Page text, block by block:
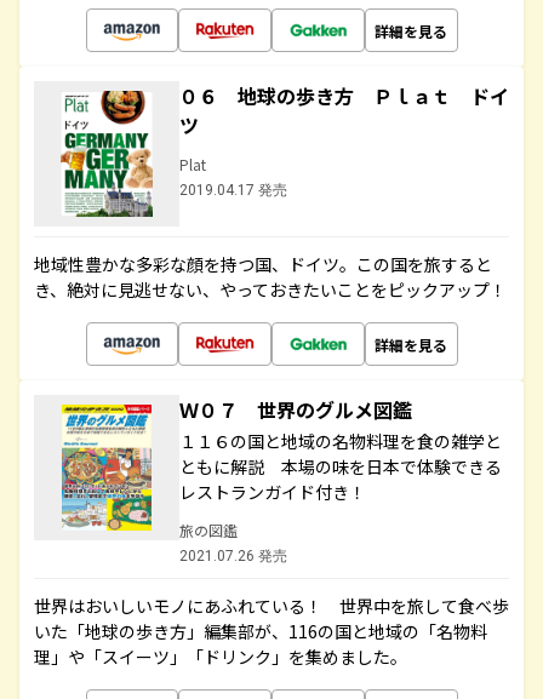
詳細を見る
０６ 地球の歩き方 Ｐｌａｔ ドイ
ツ
Plat
2019.04.17 発売
地域性豊かな多彩な顔を持つ国、ドイツ。この国を旅すると
き、絶対に見逃せない、やっておきたいことをピックアップ！
詳細を見る
Ｗ０７ 世界のグルメ図鑑
１１６の国と地域の名物料理を食の雑学と
ともに解説 本場の味を日本で体験できる
レストランガイド付き！
旅の図鑑
2021.07.26 発売
世界はおいしいモノにあふれている！ 世界中を旅して食べ歩
いた「地球の歩き方」編集部が、116の国と地域の「名物料
理」や「スイーツ」「ドリンク」を集めました。